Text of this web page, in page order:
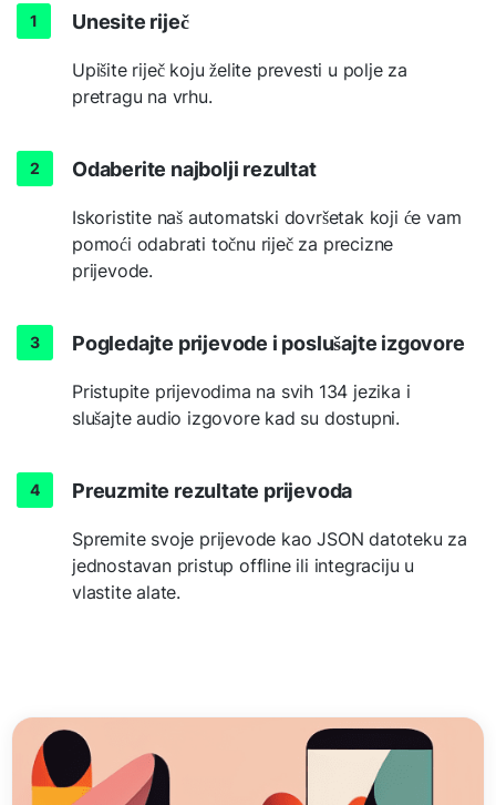
Unesite riječ
Upišite riječ koju želite prevesti u polje za
pretragu na vrhu.
Odaberite najbolji rezultat
Iskoristite naš automatski dovršetak koji će vam
pomoći odabrati točnu riječ za precizne
prijevode.
Pogledajte prijevode i poslušajte izgovore
Pristupite prijevodima na svih 134 jezika i
slušajte audio izgovore kad su dostupni.
Preuzmite rezultate prijevoda
Spremite svoje prijevode kao JSON datoteku za
jednostavan pristup offline ili integraciju u
vlastite alate.